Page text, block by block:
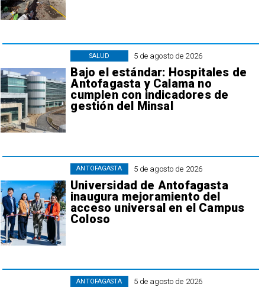
5 de agosto de 2026
Bajo el estándar: Hospitales de
Antofagasta y Calama no
cumplen con indicadores de
gestión del Minsal
SALUD
5 de agosto de 2026
Universidad de Antofagasta
inaugura mejoramiento del
acceso universal en el Campus
Coloso
ANTOFAGASTA
5 de agosto de 2026
ANTOFAGASTA